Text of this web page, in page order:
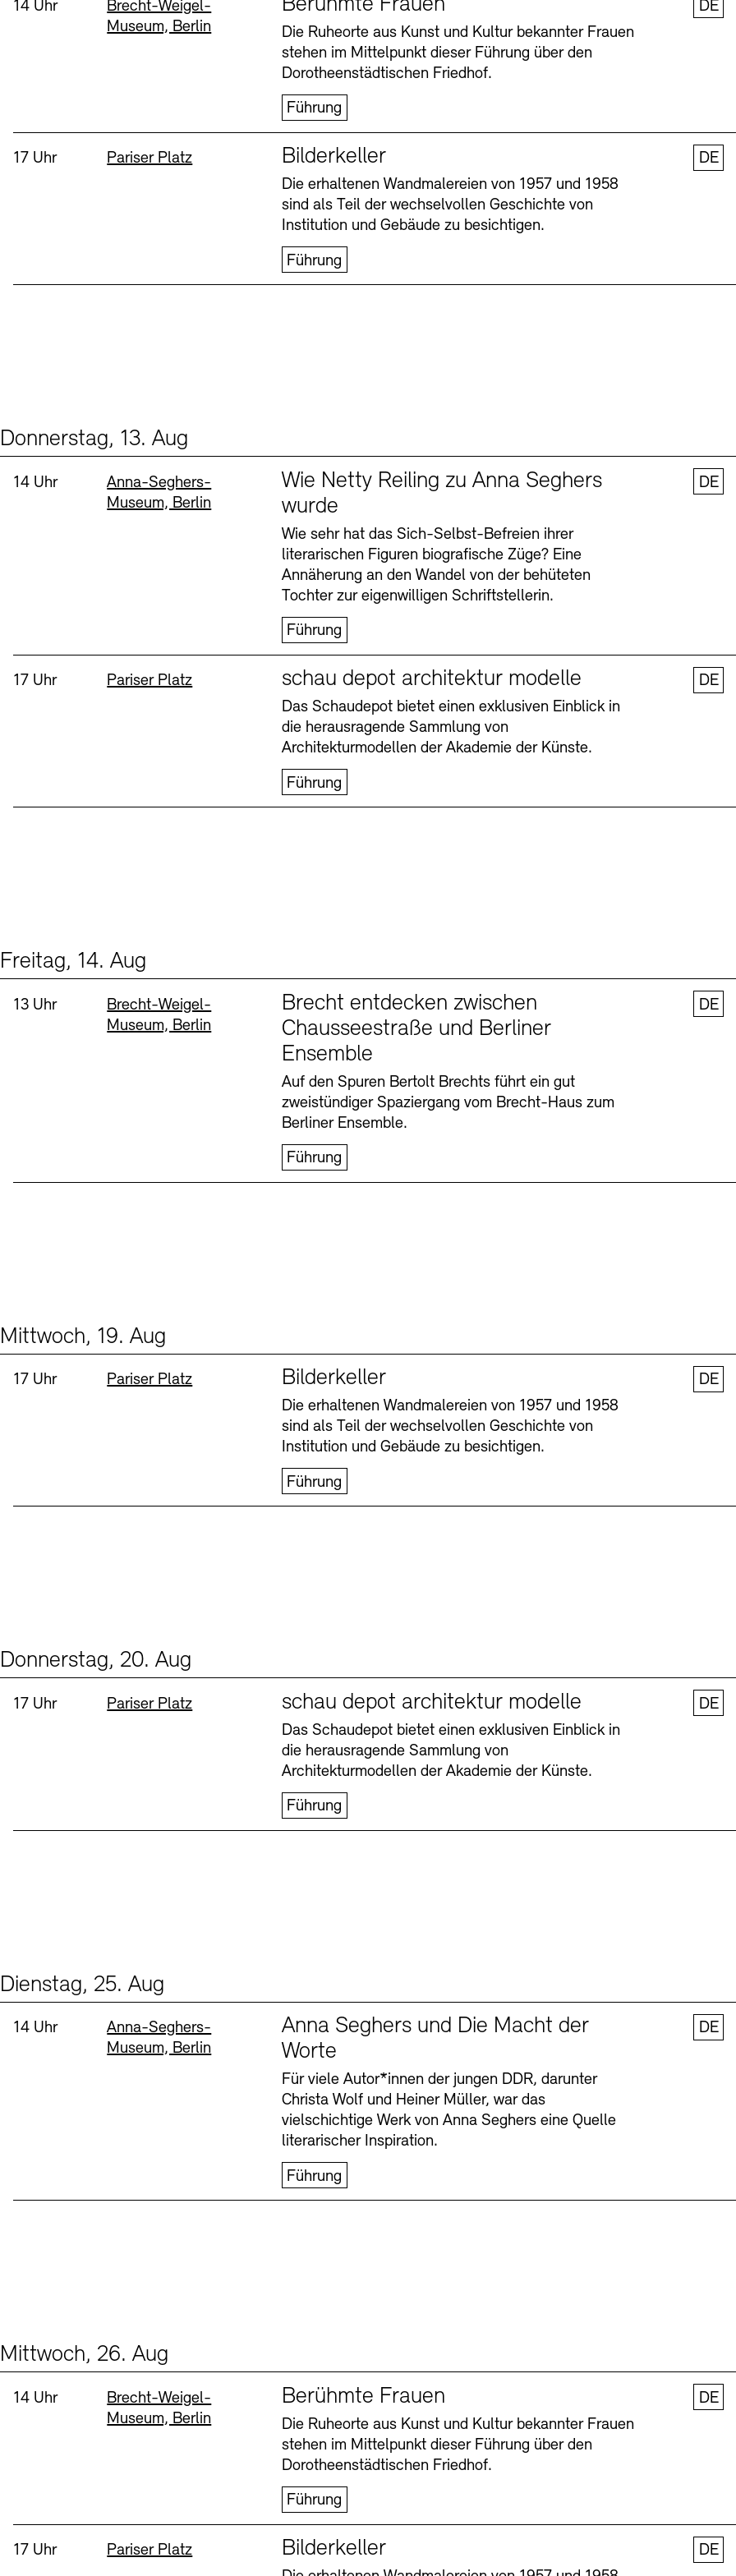
Buchläden
Öffnungszeiten Barrierefreiheit Newsletter
Vermittlungsprogramm
Öffnungszeiten Barrierefreiheit Newsletter
Uhrzeit:
14 Uhr Standort
Brecht-Weigel-
Museum, Berlin
Die Ruheorte aus Kunst und Kultur bekannter Frauen
stehen im Mittelpunkt dieser Führung über den
Dorotheenstädtischen Friedhof.
Führung
DE
Uhrzeit:
17 Uhr Standort
Pariser Platz Bilderkeller
Die erhaltenen Wandmalereien von 1957 und 1958
sind als Teil der wechselvollen Geschichte von
Institution und Gebäude zu besichtigen.
Führung
DE
Donnerstag, 13. Aug
Uhrzeit:
14 Uhr Standort
Anna-Seghers-
Museum, Berlin
Wie Netty Reiling zu Anna Seghers
wurde
Wie sehr hat das Sich-Selbst-Befreien ihrer
literarischen Figuren biografische Züge? Eine
Annäherung an den Wandel von der behüteten
Tochter zur eigenwilligen Schriftstellerin.
Führung
DE
Uhrzeit:
17 Uhr Standort
Pariser Platz schau depot architektur modelle
Das Schaudepot bietet einen exklusiven Einblick in
die herausragende Sammlung von
Architekturmodellen der Akademie der Künste.
Führung
DE
Freitag, 14. Aug
Uhrzeit:
13 Uhr Standort
Brecht-Weigel-
Museum, Berlin
Brecht entdecken zwischen
Chausseestraße und Berliner
Ensemble
Auf den Spuren Bertolt Brechts führt ein gut
zweistündiger Spaziergang vom Brecht-Haus zum
Berliner Ensemble.
Führung
DE
Mittwoch, 19. Aug
Uhrzeit:
17 Uhr Standort
Pariser Platz Bilderkeller
Die erhaltenen Wandmalereien von 1957 und 1958
sind als Teil der wechselvollen Geschichte von
Institution und Gebäude zu besichtigen.
Führung
DE
Donnerstag, 20. Aug
Uhrzeit:
17 Uhr Standort
Pariser Platz schau depot architektur modelle
Das Schaudepot bietet einen exklusiven Einblick in
die herausragende Sammlung von
Architekturmodellen der Akademie der Künste.
Führung
DE
Dienstag, 25. Aug
Uhrzeit:
14 Uhr Standort
Anna-Seghers-
Museum, Berlin
Anna Seghers und Die Macht der
Worte
Für viele Autor*innen der jungen DDR, darunter
Christa Wolf und Heiner Müller, war das
vielschichtige Werk von Anna Seghers eine Quelle
literarischer Inspiration.
Führung
DE
Mittwoch, 26. Aug
Uhrzeit:
14 Uhr Standort
Brecht-Weigel-
Museum, Berlin
Berühmte Frauen
Die Ruheorte aus Kunst und Kultur bekannter Frauen
stehen im Mittelpunkt dieser Führung über den
Dorotheenstädtischen Friedhof.
Führung
DE
Uhrzeit:
17 Uhr Standort
Pariser Platz Bilderkeller
DE